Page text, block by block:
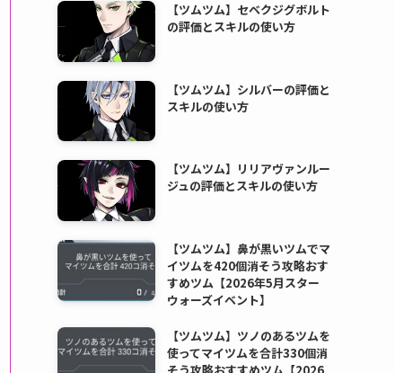
【ツムツム】セベクジグボルト
の評価とスキルの使い方
【ツムツム】シルバーの評価と
スキルの使い方
【ツムツム】リリアヴァンルー
ジュの評価とスキルの使い方
【ツムツム】鼻が黒いツムでマ
イツムを420個消そう攻略おす
すめツム【2026年5月スター
ウォーズイベント】
【ツムツム】ツノのあるツムを
使ってマイツムを合計330個消